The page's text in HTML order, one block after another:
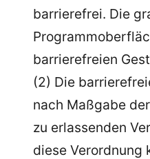
barrierefrei. Die
barrierefreien
(2) Die
nach Maßgabe
zu erlassenden
diese Verordnung